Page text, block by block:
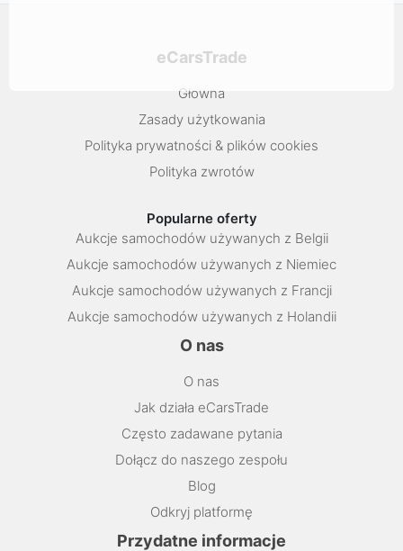
eCarsTrade
Głowna
Zasady użytkowania
Polityka prywatności & plików cookies
Polityka zwrotów
Popularne oferty
Aukcje samochodów używanych z Belgii
Aukcje samochodów używanych z Niemiec
Aukcje samochodów używanych z Francji
Aukcje samochodów używanych z Holandii
O nas
O nas
Jak działa eCarsTrade
Często zadawane pytania
Dołącz do naszego zespołu
Blog
Odkryj platformę
Przydatne informacje